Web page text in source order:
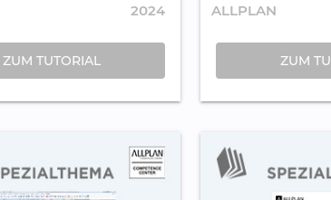
2024
ZUM TUTORIAL
ALLPLAN
ZUM